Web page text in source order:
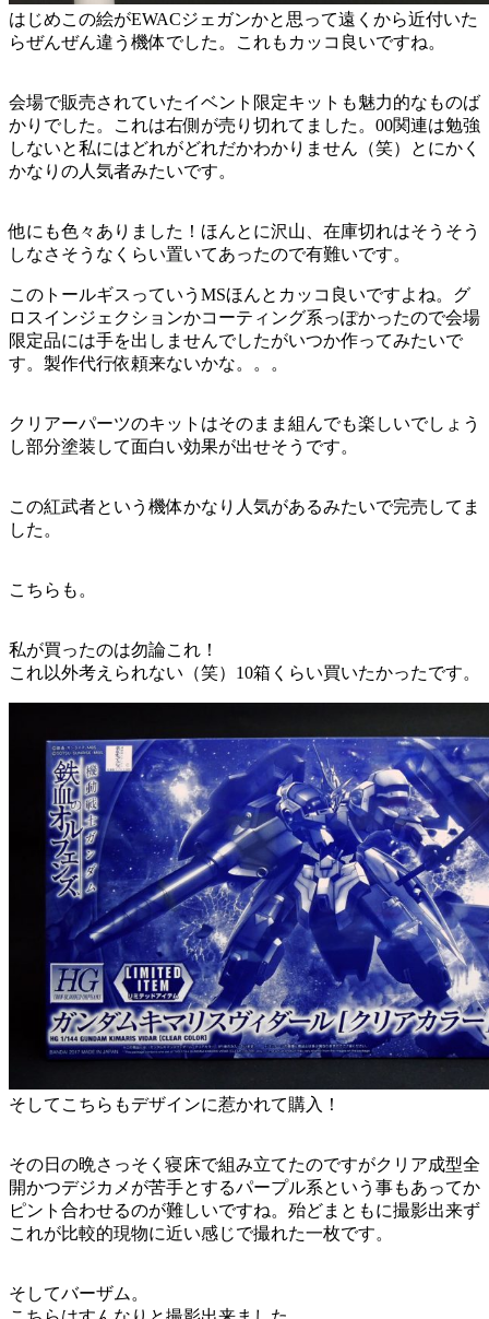
はじめこの絵がEWACジェガンかと思って遠くから近付いた
らぜんぜん違う機体でした。これもカッコ良いですね。
会場で販売されていたイベント限定キットも魅力的なものば
かりでした。これは右側が売り切れてました。00関連は勉強
しないと私にはどれがどれだかわかりません（笑）とにかく
かなりの人気者みたいです。
他にも色々ありました！ほんとに沢山、在庫切れはそうそう
しなさそうなくらい置いてあったので有難いです。
このトールギスっていうMSほんとカッコ良いですよね。グ
ロスインジェクションかコーティング系っぽかったので会場
限定品には手を出しませんでしたがいつか作ってみたいで
す。製作代行依頼来ないかな。。。
クリアーパーツのキットはそのまま組んでも楽しいでしょう
し部分塗装して面白い効果が出せそうです。
この紅武者という機体かなり人気があるみたいで完売してま
した。
こちらも。
私が買ったのは勿論これ！
これ以外考えられない（笑）10箱くらい買いたかったです。
そしてこちらもデザインに惹かれて購入！
その日の晩さっそく寝床で組み立てたのですがクリア成型全
開かつデジカメが苦手とするパープル系という事もあってか
ピント合わせるのが難しいですね。殆どまともに撮影出来ず
これが比較的現物に近い感じで撮れた一枚です。
そしてバーザム。